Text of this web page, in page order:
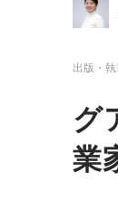
出版・
グ
業